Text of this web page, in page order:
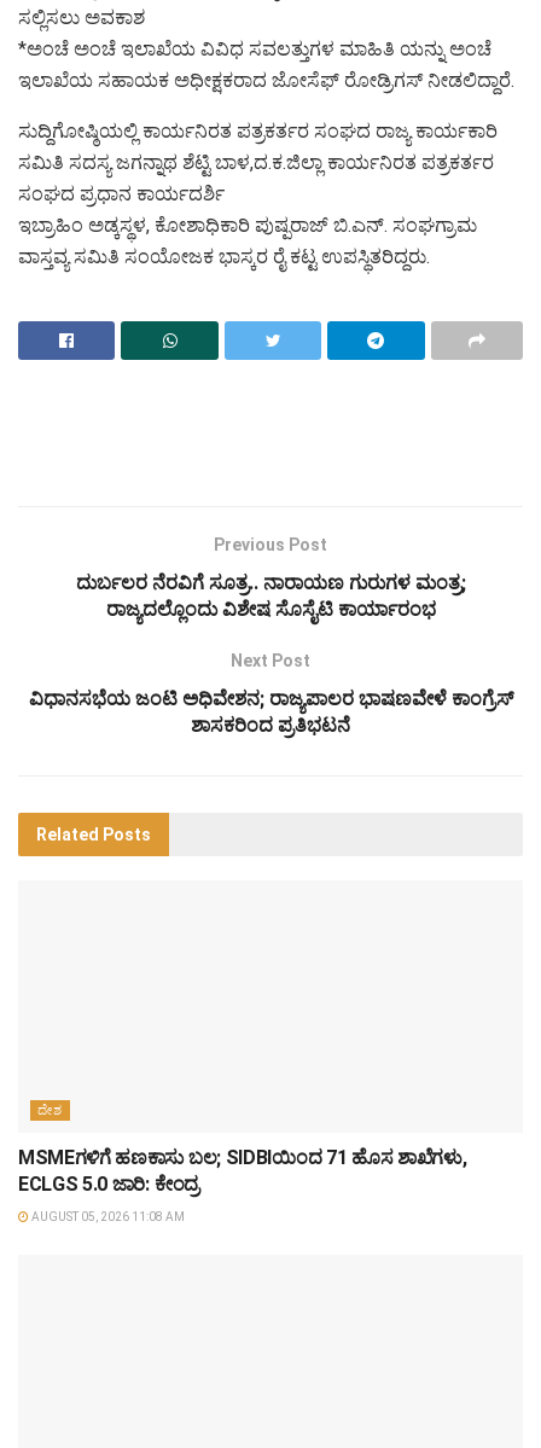
ಸಲ್ಲಿಸಲು ಅವಕಾಶ
*ಅಂಚೆ ಅಂಚೆ ಇಲಾಖೆಯ ವಿವಿಧ ಸವಲತ್ತುಗಳ ಮಾಹಿತಿ ಯನ್ನು ಅಂಚೆ
ಇಲಾಖೆಯ ಸಹಾಯಕ ಅಧೀಕ್ಷಕರಾದ ಜೋಸೆಫ್ ರೋಡ್ರಿಗಸ್ ನೀಡಲಿದ್ದಾರೆ.
ಸುದ್ದಿಗೋಷ್ಠಿಯಲ್ಲಿ ಕಾರ್ಯನಿರತ ಪತ್ರಕರ್ತರ ಸಂಘದ ರಾಜ್ಯ ಕಾರ್ಯಕಾರಿ
ಸಮಿತಿ ಸದಸ್ಯ ಜಗನ್ನಾಥ ಶೆಟ್ಟಿ ಬಾಳ,ದ.ಕ.ಜಿಲ್ಲಾ ಕಾರ್ಯನಿರತ ಪತ್ರಕರ್ತರ
ಸಂಘದ ಪ್ರಧಾನ ಕಾರ್ಯದರ್ಶಿ
ಇಬ್ರಾಹಿಂ ಅಡ್ಕಸ್ಥಳ, ಕೋಶಾಧಿಕಾರಿ ಪುಷ್ಪರಾಜ್ ಬಿ.ಎನ್. ಸಂಘಗ್ರಾಮ
ವಾಸ್ತವ್ಯ ಸಮಿತಿ ಸಂಯೋಜಕ ಭಾಸ್ಕರ ರೈ ಕಟ್ಟ ಉಪಸ್ಥಿತರಿದ್ದರು.
Previous Post
ದುರ್ಬಲರ ನೆರವಿಗೆ ಸೂತ್ರ.. ನಾರಾಯಣ ಗುರುಗಳ ಮಂತ್ರ;
ರಾಜ್ಯದಲ್ಲೊಂದು ವಿಶೇಷ ಸೊಸೈಟಿ ಕಾರ್ಯಾರಂಭ
Next Post
ವಿಧಾನಸಭೆಯ ಜಂಟಿ ಅಧಿವೇಶನ; ರಾಜ್ಯಪಾಲರ ಭಾಷಣವೇಳೆ ಕಾಂಗ್ರೆಸ್
ಶಾಸಕರಿಂದ ಪ್ರತಿಭಟನೆ
Related Posts
ದೇಶ
MSMEಗಳಿಗೆ ಹಣಕಾಸು ಬಲ; SIDBIಯಿಂದ 71 ಹೊಸ ಶಾಖೆಗಳು,
ECLGS 5.0 ಜಾರಿ: ಕೇಂದ್ರ
AUGUST 05, 2026 11:08 AM